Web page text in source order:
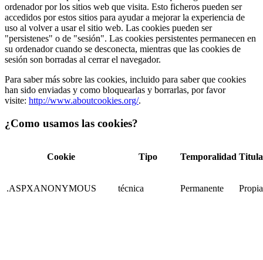
ordenador por los sitios web que visita. Esto ficheros pueden ser
accedidos por estos sitios para ayudar a mejorar la experiencia de
uso al volver a usar el sitio web. Las cookies pueden ser
"persistenes" o de "sesión". Las cookies persistentes permanecen en
su ordenador cuando se desconecta, mientras que las cookies de
sesión son borradas al cerrar el navegador.
Para saber más sobre las cookies, incluido para saber que cookies
han sido enviadas y como bloquearlas y borrarlas, por favor
visite: http://www.aboutcookies.org/.
¿Como usamos las cookies?
Cookie Tipo Temporalidad
.ASPXANONYMOUS técnica Permanente Propia